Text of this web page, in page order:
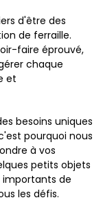
d'être des
de ferraille.
faire éprouvé,
chaque
et
besoins uniques
pourquoi nous
à vos
petits objets
importants de
les défis.